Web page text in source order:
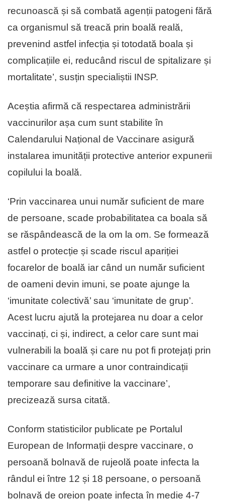
recunoască și să combată agenții patogeni fără
ca organismul să treacă prin boală reală,
prevenind astfel infecția și totodată boala și
complicațiile ei, reducând riscul de spitalizare și
mortalitate’, susțin specialiștii INSP.
Aceștia afirmă că respectarea administrării
vaccinurilor așa cum sunt stabilite în
Calendarului Național de Vaccinare asigură
instalarea imunității protective anterior expunerii
copilului la boală.
‘Prin vaccinarea unui număr suficient de mare
de persoane, scade probabilitatea ca boala să
se răspândească de la om la om. Se formează
astfel o protecție și scade riscul apariției
focarelor de boală iar când un număr suficient
de oameni devin imuni, se poate ajunge la
‘imunitate colectivă’ sau ‘imunitate de grup’.
Acest lucru ajută la protejarea nu doar a celor
vaccinați, ci și, indirect, a celor care sunt mai
vulnerabili la boală și care nu pot fi protejați prin
vaccinare ca urmare a unor contraindicații
temporare sau definitive la vaccinare’,
precizează sursa citată.
Conform statisticilor publicate pe Portalul
European de Informații despre vaccinare, o
persoană bolnavă de rujeolă poate infecta la
rândul ei între 12 și 18 persoane, o persoană
bolnavă de oreion poate infecta în medie 4-7